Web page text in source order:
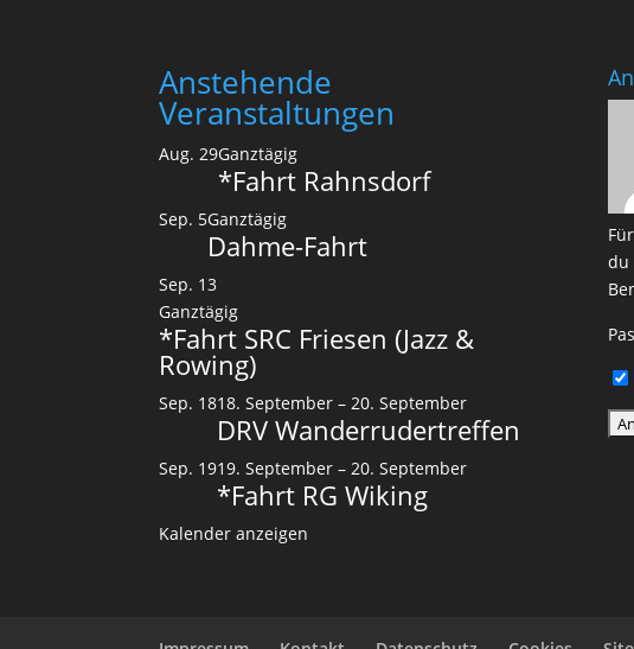
Anstehende
Veranstaltungen
Aug.29Ganztägig
*Fahrt Rahnsdorf
Sep. 5Ganztägig
Dahme-Fahrt
Sep. 13
Ganztägig
*Fahrt SRC Friesen (Jazz &
Rowing)
Sep. 1818. September –20. September
DRV Wanderrudertreffen
Sep. 1919. September –20. September
*Fahrt RG Wiking
Kalender anzeigen
du